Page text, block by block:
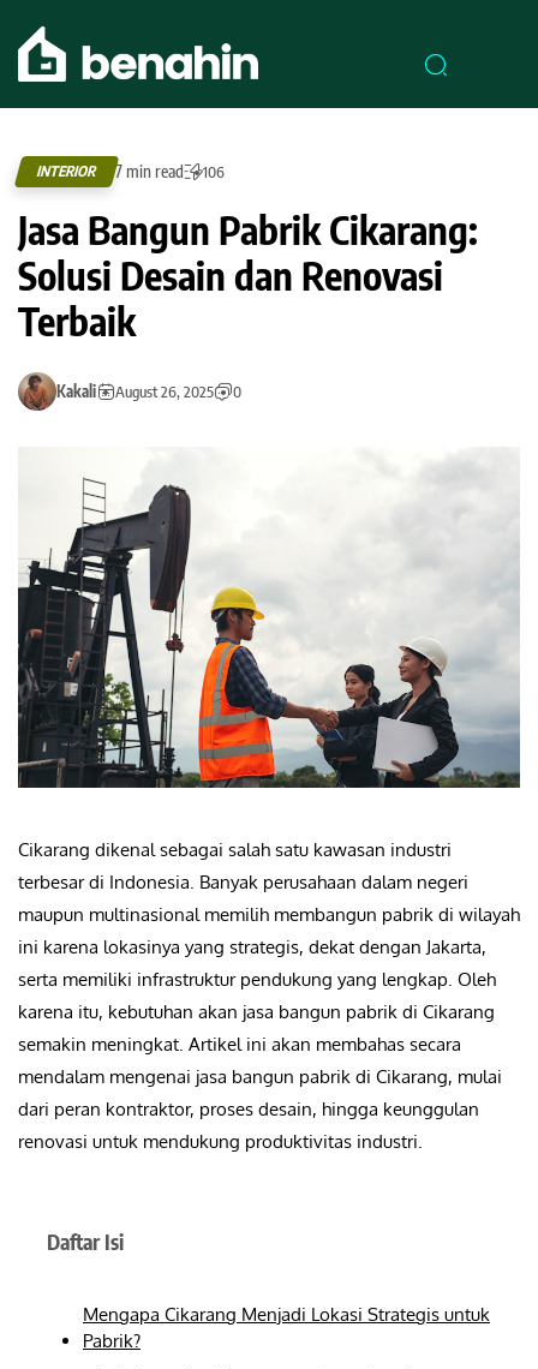
INTERIOR 7 min read 106
Jasa Bangun Pabrik Cikarang:
Solusi Desain dan Renovasi
Terbaik
Kakali August 26, 2025 0
Cikarang dikenal sebagai salah satu kawasan industri
terbesar di Indonesia. Banyak perusahaan dalam negeri
maupun multinasional memilih membangun pabrik di wilayah
ini karena lokasinya yang strategis, dekat dengan Jakarta,
serta memiliki infrastruktur pendukung yang lengkap. Oleh
karena itu, kebutuhan akan jasa bangun pabrik di Cikarang
semakin meningkat. Artikel ini akan membahas secara
mendalam mengenai jasa bangun pabrik di Cikarang, mulai
dari peran kontraktor, proses desain, hingga keunggulan
renovasi untuk mendukung produktivitas industri.
Daftar Isi
Mengapa Cikarang Menjadi Lokasi Strategis untuk
Pabrik?